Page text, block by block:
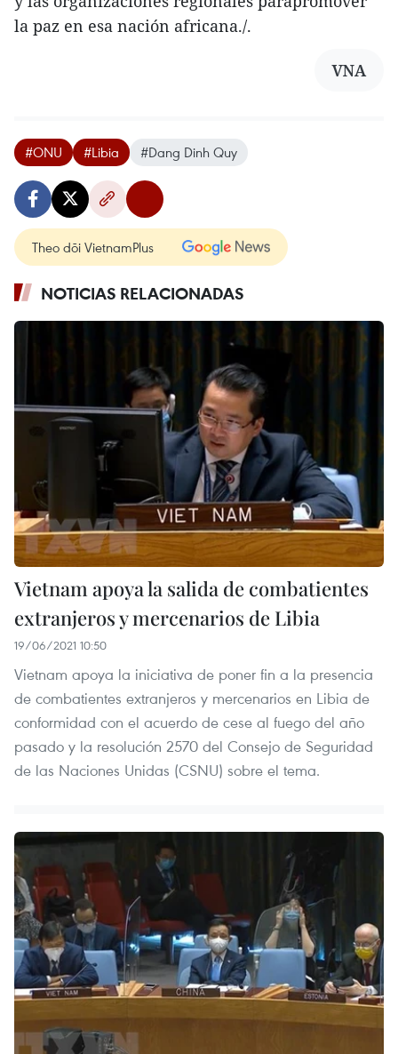
la paz en esa nación africana./.
VNA
#ONU #Libia #Dang Dinh Quy
Theo dõi VietnamPlus
NOTICIAS RELACIONADAS
Vietnam apoya la salida de combatientes
extranjeros y mercenarios de Libia
19/06/2021 10:50
Vietnam apoya la iniciativa de poner fin a la presencia
de combatientes extranjeros y mercenarios en Libia de
conformidad con el acuerdo de cese al fuego del año
pasado y la resolución 2570 del Consejo de Seguridad
de las Naciones Unidas (CSNU) sobre el tema.